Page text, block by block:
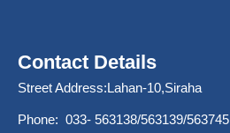
Contact Details
Street Address:Lahan-10,Siraha
Phone: 033- 563138/563139/563745